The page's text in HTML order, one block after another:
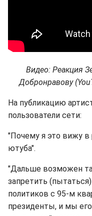
Видео: Реакция
Добронравову
На публикацию
пользователи сети:
"Почему я это вижу
ютуба".
"Дальше возможен
запретить
политиков с 95-м
президенты, и мы